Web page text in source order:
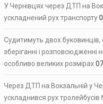
У Чернівцях через ДТП на
ускладнений рух транспорту
Судитимуть двох
зберіганні і розповсюдженні
особливо великих розмірах
Через ДТП на Вокзальній у
ускладнився рух